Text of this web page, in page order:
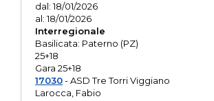
dal: 18/01/2026
al: 18/01/2026
Interregionale
Basilicata: Paterno (PZ)
25+18
Gara 25+18
17030- ASD Tre Torri Viggiano
Larocca, Fabio